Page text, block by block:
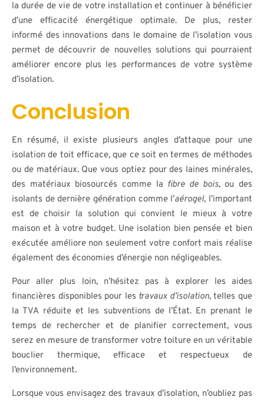
la durée de vie de votre installation et continuer à bénéficier
d’une efficacité énergétique optimale. De plus, rester
informé des innovations dans le domaine de l’isolation vous
permet de découvrir de nouvelles solutions qui pourraient
améliorer encore plus les performances de votre système
d’isolation.
Conclusion
En résumé, il existe plusieurs angles d’attaque pour une
isolation de toit efficace, que ce soit en termes de méthodes
ou de matériaux. Que vous optiez pour des laines minérales,
des matériaux biosourcés comme la fibre de bois, ou des
isolants de dernière génération comme l’aérogel, l’important
est de choisir la solution qui convient le mieux à votre
maison et à votre budget. Une isolation bien pensée et bien
exécutée améliore non seulement votre confort mais réalise
également des économies d’énergie non négligeables.
Pour aller plus loin, n’hésitez pas à explorer les aides
financières disponibles pour les travaux d’isolation, telles que
la TVA réduite et les subventions de l’État. En prenant le
temps de rechercher et de planifier correctement, vous
serez en mesure de transformer votre toiture en un véritable
bouclier thermique, efficace et respectueux de
l’environnement.
Lorsque vous envisagez des travaux d’isolation, n’oubliez pas